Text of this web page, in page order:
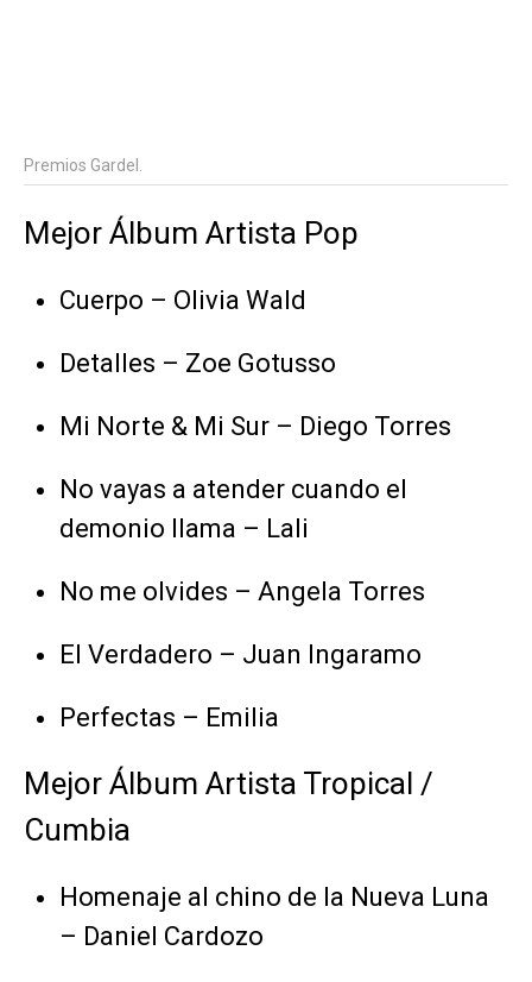
Premios Gardel.
Mejor Álbum Artista Pop
Cuerpo – Olivia Wald
Detalles – Zoe Gotusso
Mi Norte & Mi Sur – Diego Torres
No vayas a atender cuando el
demonio llama – Lali
No me olvides – Angela Torres
El Verdadero – Juan Ingaramo
Perfectas – Emilia
Mejor Álbum Artista Tropical /
Cumbia
Homenaje al chino de la Nueva Luna
– Daniel Cardozo